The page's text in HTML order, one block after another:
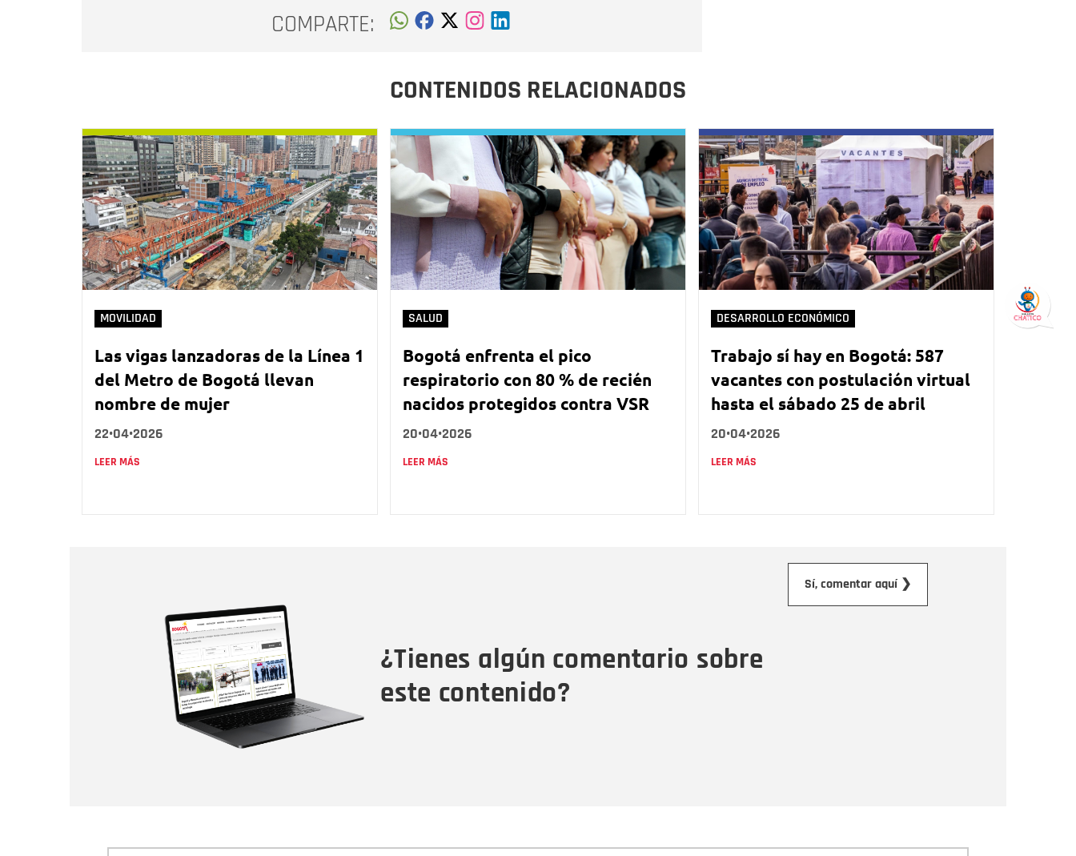
COMPARTE:
CONTENIDOS RELACIONADOS
MOVILIDAD
Las vigas lanzadoras de la Línea 1
del Metro de Bogotá llevan
nombre de mujer
22•04•2026
LEER MÁS
SALUD
Bogotá enfrenta el pico
respiratorio con 80 % de recién
nacidos protegidos contra VSR
20•04•2026
LEER MÁS
DESARROLLO ECONÓMICO
Trabajo sí hay en Bogotá: 587
vacantes con postulación virtual
hasta el sábado 25 de abril
20•04•2026
LEER MÁS
¿Tienes algún comentario sobre
este contenido?
Sí, comentar aquí ❯